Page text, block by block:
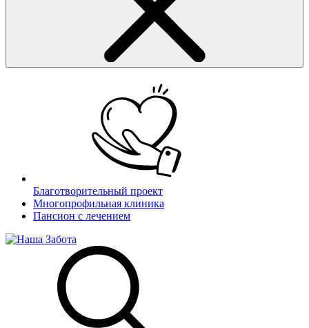
Благотворительный проект
Многопрофильная клиника
Пансион с лечением